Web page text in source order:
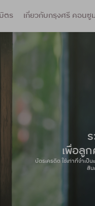
ตร เกี่ยวกับกรุงศรี คอนซู
เพื่อลู
บัตรเครดิต ใช้เท่าที่จำเป็
สิน